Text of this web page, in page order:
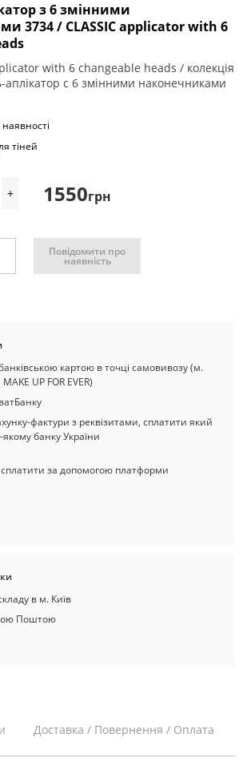
з 6 змінними
3734 / CLASSIC applicator with 6
with 6 changeable heads / колекція
аплікатор c 6 змінними наконечниками
тіней
+ 1550грн
Повідомити про
наявність
картою в точці самовивозу (м.
UP FOR EVER)
фактури з реквізитами, сплатити який
банку України
за допомогою платформи
в м. Київ
Поштою
Доставка / Повернення / Оплата